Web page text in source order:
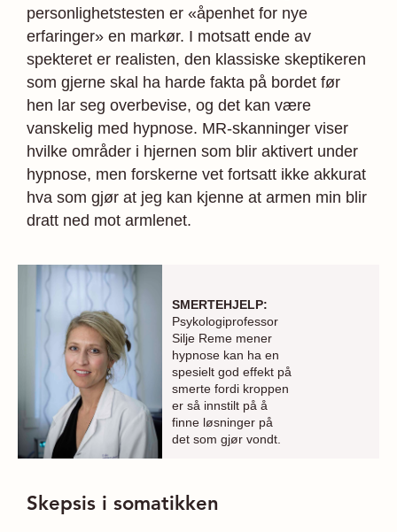
personlighetstesten er «åpenhet for nye
erfaringer» en markør. I motsatt ende av
spekteret er realisten, den klassiske skeptikeren
som gjerne skal ha harde fakta på bordet før
hen lar seg overbevise, og det kan være
vanskelig med hypnose. MR-skanninger viser
hvilke områder i hjernen som blir aktivert under
hypnose, men forskerne vet fortsatt ikke akkurat
hva som gjør at jeg kan kjenne at armen min blir
dratt ned mot armlenet.
SMERTEHJELP:
Psykologiprofessor
Silje Reme mener
hypnose kan ha en
spesielt god effekt på
smerte fordi kroppen
er så innstilt på å
finne løsninger på
det som gjør vondt.
Skepsis i somatikken